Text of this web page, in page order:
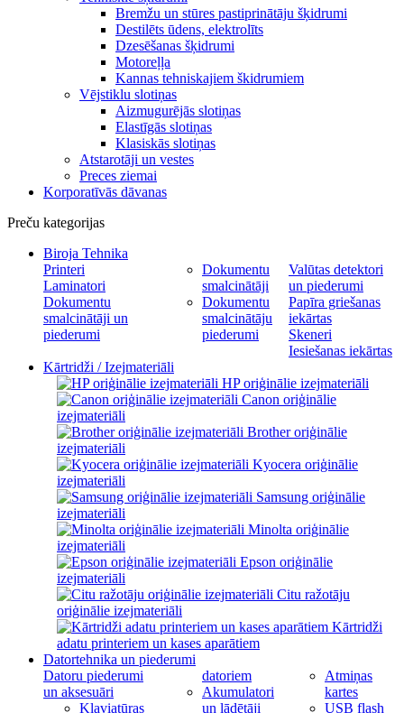
Bremžu un stūres pastiprinātāju šķidrumi
Destilēts ūdens, elektrolīts
Dzesēšanas šķidrumi
Motoreļļa
Kannas tehniskajiem škidrumiem
Vējstiklu slotiņas
Aizmugurējās slotiņas
Elastīgās slotiņas
Klasiskās slotiņas
Atstarotāji un vestes
Preces ziemai
Korporatīvās dāvanas
Preču kategorijas
Biroja Tehnika
Printeri
Laminatori
Dokumentu
smalcinātāji un
piederumi
Dokumentu
smalcinātāji
Dokumentu
smalcinātāju
piederumi
Valūtas detektori
un piederumi
Papīra griešanas
iekārtas
Skeneri
Iesiešanas iekārtas
Kārtridži / Izejmateriāli
HP oriģinālie izejmateriāli
Canon oriģinālie
izejmateriāli
Brother oriģinālie
izejmateriāli
Kyocera oriģinālie
izejmateriāli
Samsung oriģinālie
izejmateriāli
Minolta oriģinālie
izejmateriāli
Epson oriģinālie
izejmateriāli
Citu ražotāju
oriģinālie izejmateriāli
Kārtridži
adatu printeriem un kases aparātiem
Datortehnika un piederumi
Datoru piederumi
un aksesuāri
Klaviatūras
datoriem
Akumulatori
un lādētāji
Atmiņas
kartes
USB flash